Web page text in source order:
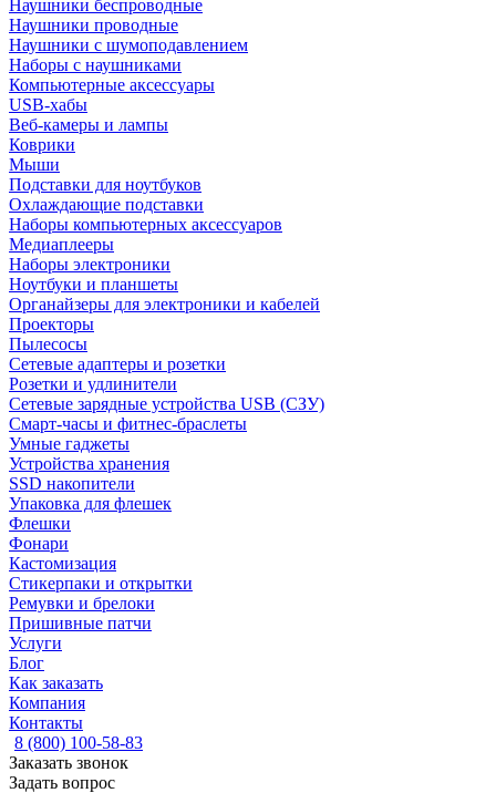
Наушники беспроводные
Наушники проводные
Наушники с шумоподавлением
Наборы с наушниками
Компьютерные аксессуары
USB-хабы
Веб-камеры и лампы
Коврики
Мыши
Подставки для ноутбуков
Охлаждающие подставки
Наборы компьютерных аксессуаров
Медиаплееры
Наборы электроники
Ноутбуки и планшеты
Органайзеры для электроники и кабелей
Проекторы
Пылесосы
Сетевые адаптеры и розетки
Розетки и удлинители
Сетевые зарядные устройства USB (СЗУ)
Смарт-часы и фитнес-браслеты
Умные гаджеты
Устройства хранения
SSD накопители
Упаковка для флешек
Флешки
Фонари
Кастомизация
Стикерпаки и открытки
Ремувки и брелоки
Пришивные патчи
Услуги
Блог
Как заказать
Компания
Контакты
8 (800) 100-58-83
Заказать звонок
Задать вопрос